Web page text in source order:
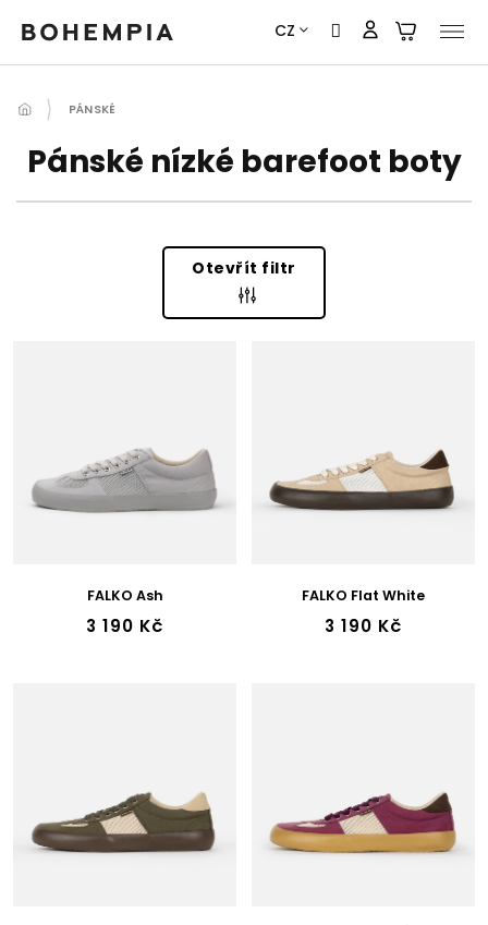
Přejít
obsah
CZ
PÁNSKÉ
Pánské nízké barefoot boty
Otevřít filtr
O
FALKO Ash
3 190 Kč
FALKO Flat White
3 190 Kč